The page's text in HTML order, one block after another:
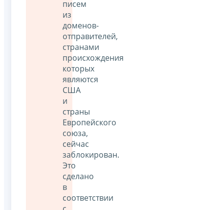
писем
из
доменов-
отправителей,
странами
происхождения
которых
являются
США
и
страны
Европейского
союза,
сейчас
заблокирован.
Это
сделано
в
соответствии